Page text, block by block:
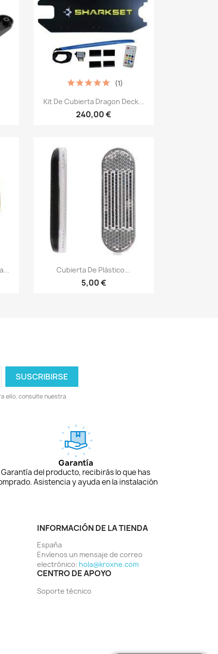
Vista rápida
Kit De Cubierta Dragon Deck...
240,00 €
(1)
Vista rápida
Cubierta De Plástico...
5,00 €
ello, consulte nuestra
Garantía
Garantía del producto, recibirás lo que has
Asistencia y ayuda en la instalación
INFORMACIÓN DE LA TIENDA
España
Envíenos un mensaje de correo
electrónico: hola@kroxne.com
CENTRO DE APOYO
Soporte técnico